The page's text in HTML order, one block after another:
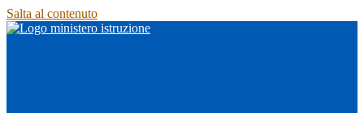
Salta al contenuto